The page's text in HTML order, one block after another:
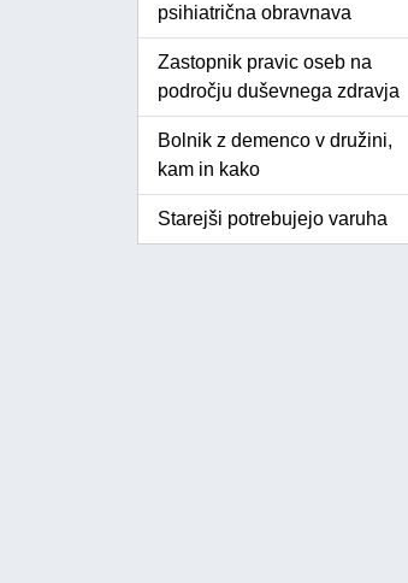
psihiatrična obravnava
Zastopnik pravic oseb na
področju duševnega zdravja
Bolnik z demenco v družini,
kam in kako
Starejši potrebujejo varuha